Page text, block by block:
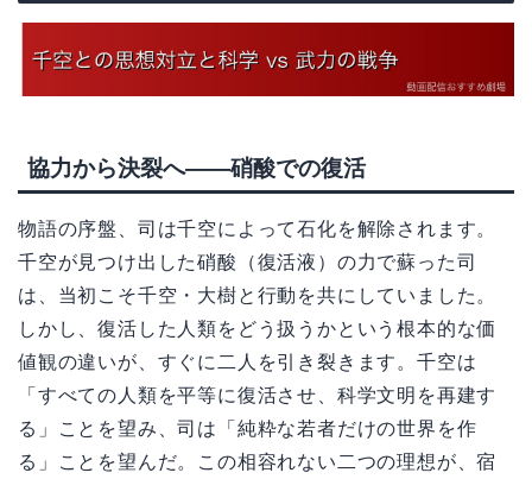
協力から決裂へ——硝酸での復活
物語の序盤、司は千空によって石化を解除されます。
千空が見つけ出した硝酸（復活液）の力で蘇った司
は、当初こそ千空・大樹と行動を共にしていました。
しかし、復活した人類をどう扱うかという根本的な価
値観の違いが、すぐに二人を引き裂きます。千空は
「すべての人類を平等に復活させ、科学文明を再建す
る」ことを望み、司は「純粋な若者だけの世界を作
る」ことを望んだ。この相容れない二つの理想が、宿